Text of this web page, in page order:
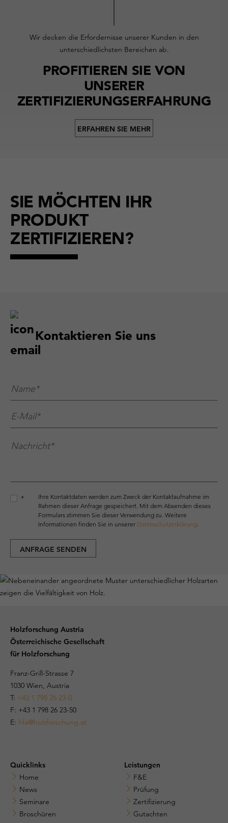
Wir decken die Erfordernisse unserer Kunden in den
unterschiedlichsten Bereichen ab.
PROFITIEREN SIE VON
UNSERER
ZERTIFIZIERUNGSERFAHRUNG
ERFAHREN SIE MEHR
SIE MÖCHTEN IHR
PRODUKT
ZERTIFIZIEREN?
Kontaktieren Sie uns
Name**
E-Mail**
Nachricht**
*
Ihre Kontaktdaten werden zum Zweck der Kontaktaufnahme im
Rahmen dieser Anfrage gespeichert. Mit dem Absenden dieses
Formulars stimmen Sie dieser Verwendung zu. Weitere
Informationen finden Sie in unserer Datenschutzerklärung.
ANFRAGE SENDEN
Holzforschung Austria
Österreichische Gesellschaft
für Holzforschung
Franz-Grill-Strasse 7
1030 Wien, Austria
T: +43 1 798 26 23-0
​​F: +43 1 798 26 23-50
E: hfa@holzforschung.at
Quicklinks
Home
News
Seminare
Broschüren
Leistungen
F&E
Prüfung
Zertifizierung
Gutachten